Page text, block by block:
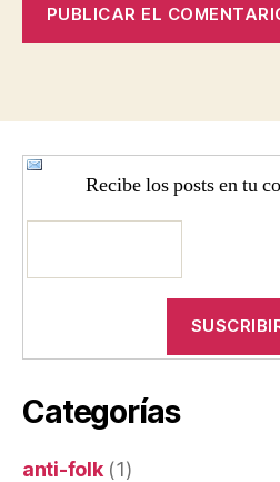
Recibe los posts en tu
Categorías
anti-folk(1)